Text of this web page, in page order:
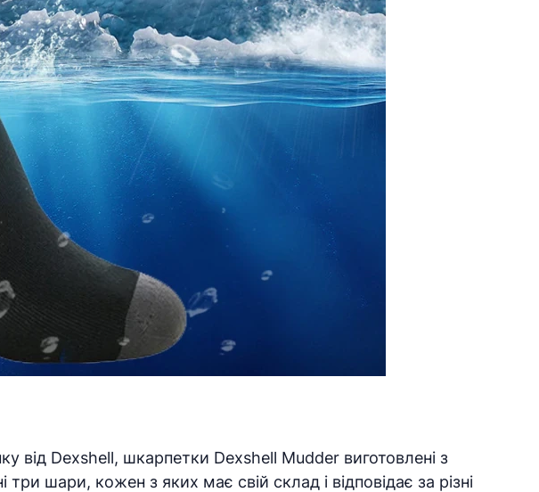
від Dexshell, шкарпетки Dexshell Mudder виготовлені з
шари, кожен з яких має свій склад і відповідає за різні